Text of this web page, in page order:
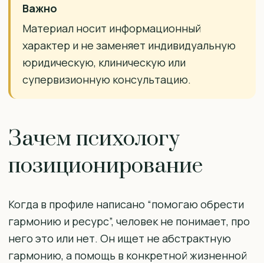
Важно
Материал носит информационный
характер и не заменяет индивидуальную
юридическую, клиническую или
супервизионную консультацию.
Зачем психологу
позиционирование
Когда в профиле написано “помогаю обрести
гармонию и ресурс”, человек не понимает, про
него это или нет. Он ищет не абстрактную
гармонию, а помощь в конкретной жизненной